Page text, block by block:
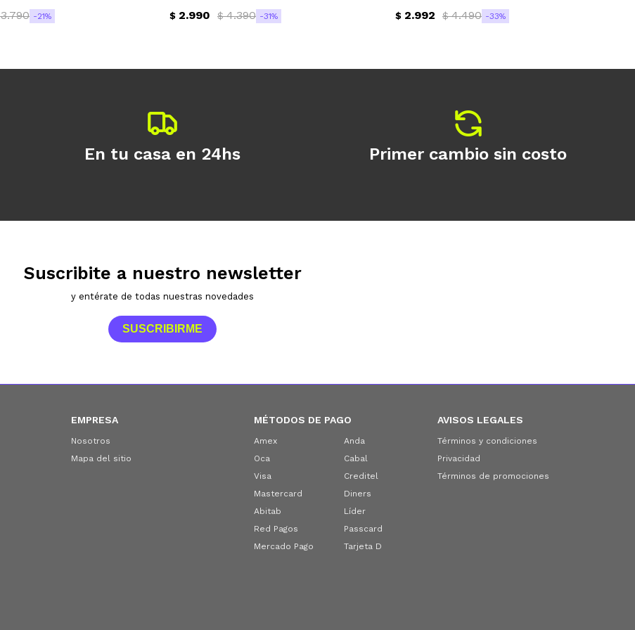
3.790 21 $ 2.990 $ 4.390 31 $ 2.992 $ 4.490 33
EMPRESA
Nosotros
Mapa del sitio
MÉTODOS DE PAGO
Amex
Oca
Visa
Mastercard
Abitab
Red Pagos
Mercado Pago
Anda
Cabal
Creditel
Diners
Líder
Passcard
Tarjeta D
AVISOS LEGALES
Términos y condiciones
Privacidad
Términos de promociones
En tu casa en 24hs Primer cambio sin costo
Suscribite a nuestro newsletter
y entérate de todas nuestras novedades
SUSCRIBIRME
Continuar